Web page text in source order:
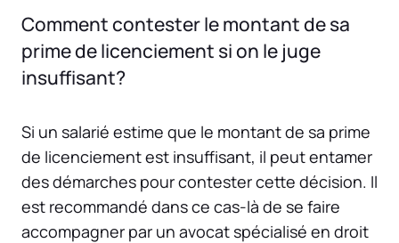
Comment contester le montant de sa
prime de licenciement si on le juge
insuffisant?
Si un salarié estime que le montant de sa prime
de licenciement est insuffisant, il peut entamer
des démarches pour contester cette décision. Il
est recommandé dans ce cas-là de se faire
accompagner par un avocat spécialisé en droit